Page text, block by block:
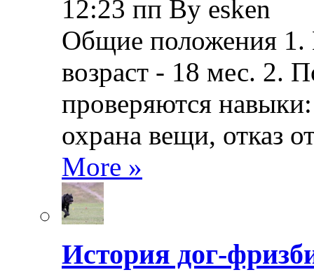
12:23 пп By esken
Общие положения
возраст - 18 мес. 2.
проверяются
охрана вещи, отказ
More »
История дог-